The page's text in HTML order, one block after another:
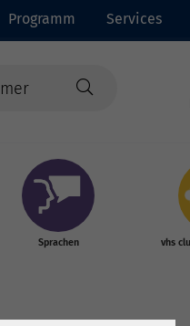
Programm Services
Sprachen vhs